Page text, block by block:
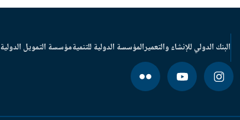
البنك الدولي للإنشاء والتعميرالمؤسسة الدولية للتنميةمؤسسة التمويل الدولية